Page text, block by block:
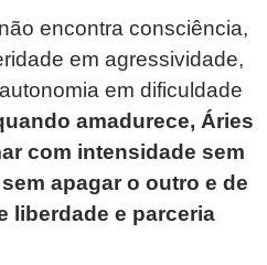
encontra consciência,
em agressividade,
em dificuldade
amadurece, Áries
com intensidade sem
apagar o outro e de
liberdade e parceria